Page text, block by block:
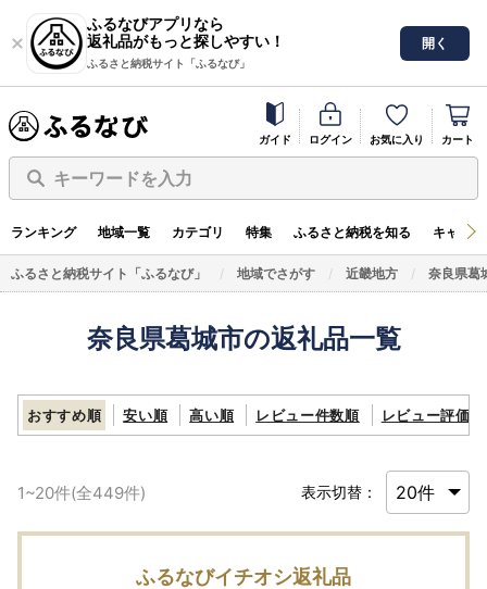
ふるなびアプリなら
返礼品がもっと探しやすい！
ふるさと納税サイト「ふるなび」
開く
ガイド ログイン お気に入り カート
キーワードを入力
ランキング 地域一覧 カテゴリ 特集 ふるさと納税を知る キャン
ふるさと納税サイト「ふるなび」 地域でさがす 近畿地方 奈良県葛
奈良県葛城市の返礼品一覧
おすすめ順 安い順 高い順 レビュー件数順 レビュー評価順
1~20件(全449件) 表示切替：
ふるなびイチオシ返礼品